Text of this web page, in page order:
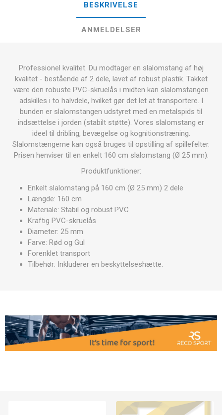
BESKRIVELSE
ANMELDELSER
Professionel kvalitet. Du modtager en slalomstang af høj
kvalitet - bestående af 2 dele, lavet af robust plastik. Takket
være den robuste PVC-skruelås i midten kan slalomstangen
adskilles i to halvdele, hvilket gør det let at transportere. I
bunden er slalomstangen udstyret med en metalspids til
indsættelse i jorden (stabilt støtte). Vores slalomstang er
ideel til dribling, bevægelse og kognitionstræning.
Slalomstængerne kan også bruges til opstilling af spillefelter.
Prisen henviser til en enkelt 160 cm slalomstang (Ø 25 mm).
Produktfunktioner:
Enkelt slalomstang på 160 cm (Ø 25 mm) 2 dele
Længde: 160 cm
Materiale: Stabil og robust PVC
Kraftig PVC-skruelås
Diameter: 25 mm
Farve: Rød og Gul
Forenklet transport
Tilbehør: Inkluderer en beskyttelseshætte.